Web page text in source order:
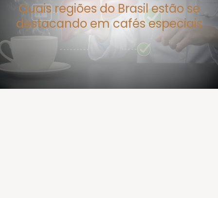
Quais regiões do Brasil estão se
destacando em cafés especiais